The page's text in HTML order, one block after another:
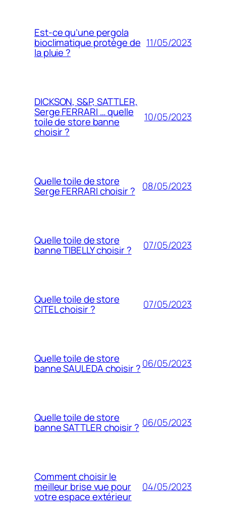
Est-ce qu’une pergola
bioclimatique protège de
la pluie ?
11/05/2023
DICKSON, S&P, SATTLER,
Serge FERRARI … quelle
toile de store banne
choisir ?
10/05/2023
Quelle toile de store
Serge FERRARI choisir ? 08/05/2023
Quelle toile de store
banne TIBELLY choisir ? 07/05/2023
Quelle toile de store
CITEL choisir ? 07/05/2023
Quelle toile de store
banne SAULEDA choisir ?06/05/2023
Quelle toile de store
banne SATTLER choisir ? 06/05/2023
Comment choisir le
meilleur brise vue pour
votre espace extérieur
04/05/2023